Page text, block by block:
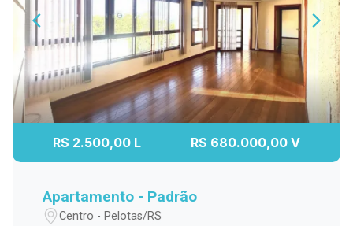
R$ 2.500,00 L R$ 680.000,00 V
Apartamento - Padrão
Centro - Pelotas/RS